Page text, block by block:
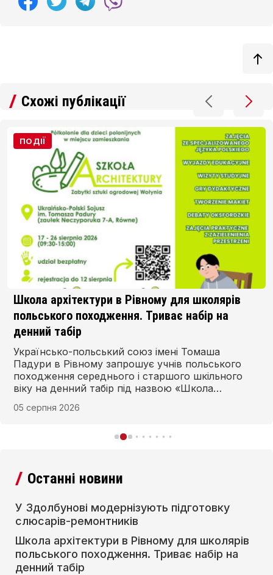
Схожі публікації
ПОДІЇ
Школа архітектури в Рівному для школярів
польського походження. Триває набір на
денний табір
Українсько-польський союз імені Томаша
Падури в Рівному запрошує учнів польського
походження середнього і старшого шкільного
віку на денний табір під назвою «Школа
Волині». Реалізація проєкту відбувається за
05 серпня 2026
Останні новини
У Здолбунові модернізують підготовку
слюсарів-ремонтників
Школа архітектури в Рівному для школярів
польського походження. Триває набір на
денний табір